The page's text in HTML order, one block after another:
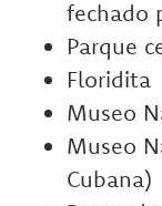
fechado
Parque
Floridita
Museo
Museo
Cubana)